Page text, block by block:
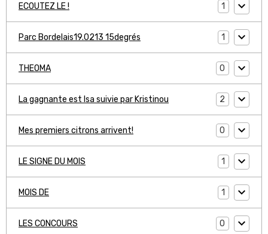
ECOUTEZ LE ! 1
Parc Bordelais19.0213 15degrés 1
THEOMA 0
La gagnante est Isa suivie par Kristinou 2
Mes premiers citrons arrivent! 0
LE SIGNE DU MOIS 1
MOIS DE 1
LES CONCOURS 0